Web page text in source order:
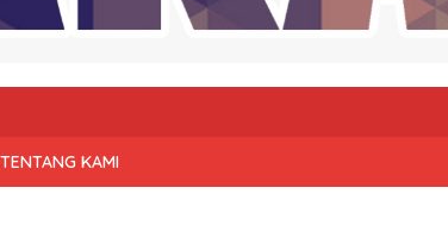
TENTANG KAMI